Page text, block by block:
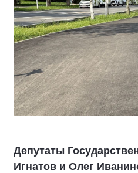
Депутаты
Игнатов и Олег